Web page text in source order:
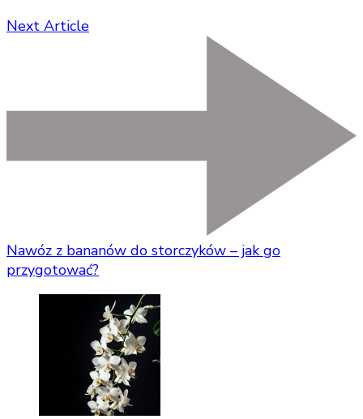
Next Article
Nawóz z bananów do storczyków – jak go
przygotować?